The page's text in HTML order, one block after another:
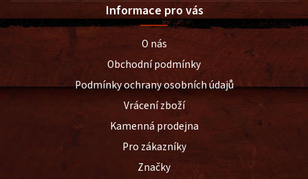
Informace pro vás
O nás
Obchodní podmínky
Podmínky ochrany osobních údajů
Vrácení zboží
Kamenná prodejna
Pro zákazníky
Značky